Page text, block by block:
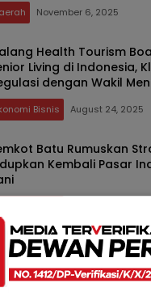
November 6, 2025
Health Tourism
Living di Indonesia,
dengan Wakil
Bisnis August 24, 2025
Batu Rumuskan
Kembali Pasar
Mati Suri, Pemkot Batu
Lewat